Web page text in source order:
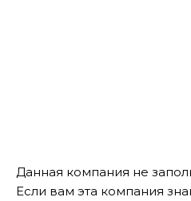
Данная компания не
Если вам эта компания